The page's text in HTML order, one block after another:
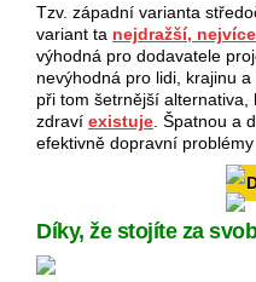
Tzv. západní varianta
variant ta nejdražší,
výhodná pro dodavatele
nevýhodná pro lidi, krajinu
při tom šetrnější
zdraví existuje . Špatnou a
efektivně dopravní problémy
Díky, že stojíte za